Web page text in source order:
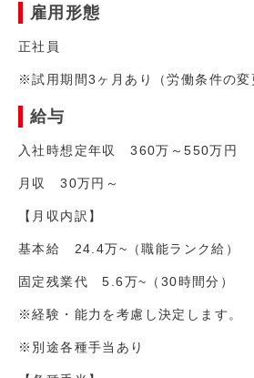
雇用形態
正社員
※試用期間3ヶ月あり（労働条件の変
給与
入社時想定年収 360万～550万円
月収 30万円～
【月収内訳】
基本給 24.4万~（職能ランク給）
固定残業代 5.6万~（30時間分）
※経験・能力を考慮し決定します。
※別途各種手当あり